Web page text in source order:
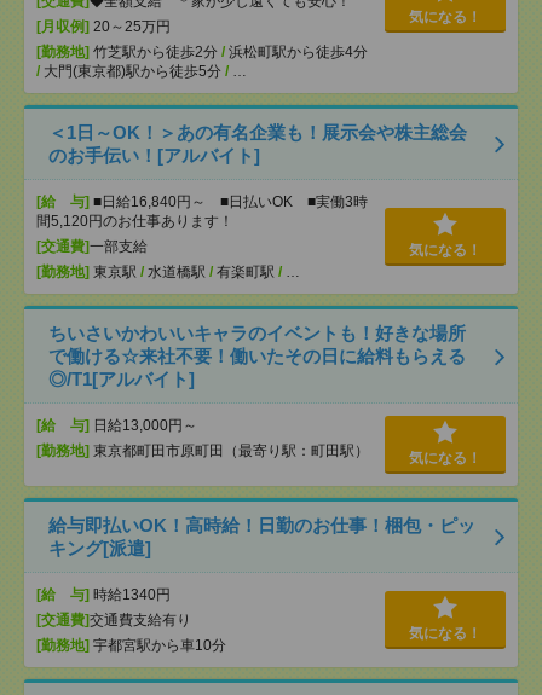
[月収例] 20～25万円
[勤務地] 竹芝駅から徒歩2分 / 浜松町駅から徒歩4分
/ 大門(東京都)駅から徒歩5分 / …
気になる！
＜1日～OK！＞あの有名企業も！展示会や株主総会
のお手伝い！[アルバイト]
[給 与] ■日給16,840円～ ■日払いOK ■実働3時
間5,120円のお仕事あります！
[交通費]一部支給
[勤務地] 東京駅 / 水道橋駅 / 有楽町駅 / …
気になる！
ちいさいかわいいキャラのイベントも！好きな場所
で働ける☆来社不要！働いたその日に給料もらえる
◎/T1[アルバイト]
[給 与] 日給13,000円～
[勤務地] 東京都町田市原町田（最寄り駅：町田駅） 気になる！
給与即払いOK！高時給！日勤のお仕事！梱包・ピッ
キング[派遣]
[給 与] 時給1340円
[交通費]交通費支給有り
[勤務地] 宇都宮駅から車10分
気になる！